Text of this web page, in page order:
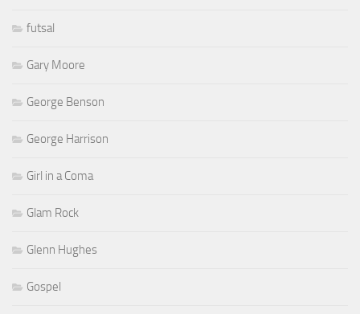
futsal
Gary Moore
George Benson
George Harrison
Girl in a Coma
Glam Rock
Glenn Hughes
Gospel